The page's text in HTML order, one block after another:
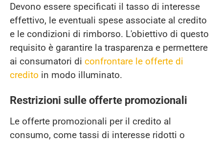
Devono essere specificati il tasso di interesse
effettivo, le eventuali spese associate al credito
e le condizioni di rimborso. L'obiettivo di questo
requisito è garantire la trasparenza e permettere
ai consumatori di confrontare le offerte di
credito in modo illuminato.
Restrizioni sulle offerte promozionali
Le offerte promozionali per il credito al
consumo, come tassi di interesse ridotti o